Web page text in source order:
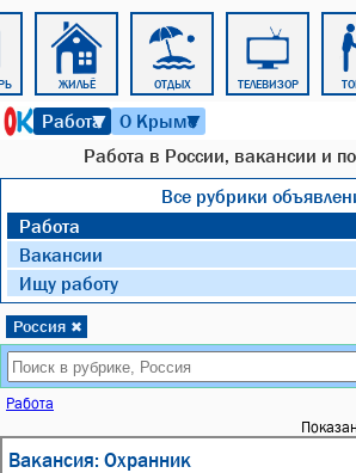
ЖИЛЬЁ ОТДЫХ ТЕЛЕВИЗОР
Работа
▼ О Крыме
▼
Работа в России, вакансии и
Все рубрики
Работа
Вакансии
Ищу работу
Россия ✖
Работа
Вакансия: Охранник